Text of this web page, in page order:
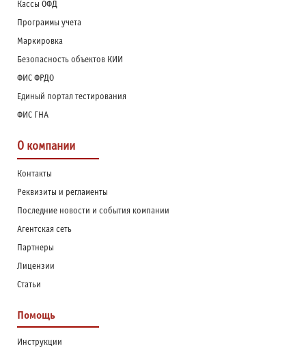
Кассы ОФД
Программы учета
Маркировка
Безопасность объектов КИИ
ФИС ФРДО
Единый портал тестирования
ФИС ГНА
О компании
Контакты
Реквизиты и регламенты
Последние новости и события компании
Агентская сеть
Партнеры
Лицензии
Статьи
Помощь
Инструкции